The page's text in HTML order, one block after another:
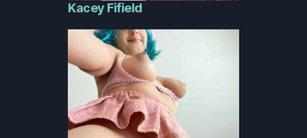
Kacey Fifield